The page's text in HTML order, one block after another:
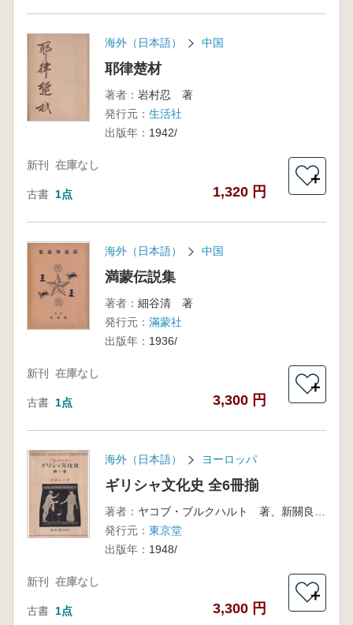
海外（日本語） 中国
耶律楚材
著者： 岩村忍 著
発行元： 生活社
出版年： 1942/
新刊 在庫なし
古書 1点 1,320 円
＋
海外（日本語） 中国
満蒙伝説集
著者： 細谷清 著
発行元： 滿蒙社
出版年： 1936/
新刊 在庫なし
古書 1点 3,300 円
＋
海外（日本語） ヨーロッパ
ギリシャ文化史 全6冊揃
著者：
発行元： 東京堂
出版年： 1948/
新刊 在庫なし
古書 1点 3,300 円
＋